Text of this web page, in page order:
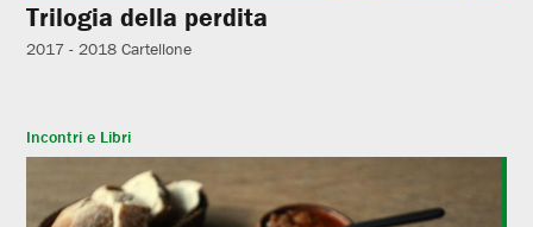
Trilogia della perdita
2017 - 2018 Cartellone
Incontri e Libri